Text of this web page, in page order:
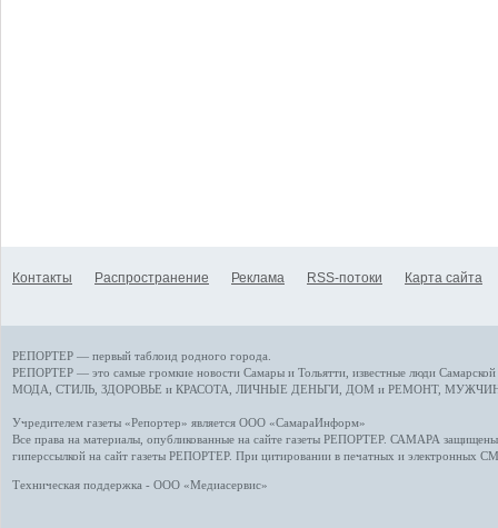
Контакты Распространение Реклама RSS-потоки Карта сайта
РЕПОРТЕР — первый таблоид родного города.
РЕПОРТЕР — это самые громкие новости Самары и Тольятти, известные люди
МОДА, СТИЛЬ ЗДОРОВЬЕ и КРАСОТА ЛИЧНЫЕ ДЕНЬГИ ДОМ и РЕМОНТ,
Учредителем газеты «Репортер» является ООО «СамараИнформ»
Все права на материалы, опубликованные на сайте газеты РЕПОРТЕР. САМАРА защищены.
гиперссылкой на сайт газеты РЕПОРТЕР. При цитировании в печатных и электронных
Техническая поддержка - ООО «Медиасервис»